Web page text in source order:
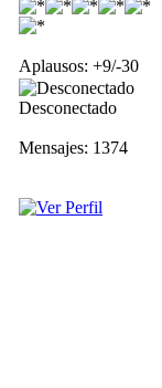
Aplausos: +9/-30
Desconectado
Mensajes: 1374